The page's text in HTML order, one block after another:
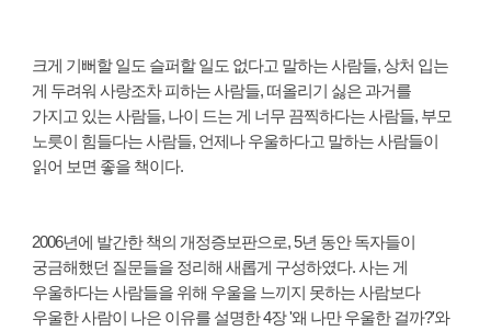
크게 기뻐할 일도 슬퍼할 일도 없다고 말하는 사람들, 상처 입는
게 두려워 사랑조차 피하는 사람들, 떠올리기 싫은 과거를
가지고 있는 사람들, 나이 드는 게 너무 끔찍하다는 사람들, 부모
노릇이 힘들다는 사람들, 언제나 우울하다고 말하는 사람들이
읽어 보면 좋을 책이다.
2006년에 발간한 책의 개정증보판으로, 5년 동안 독자들이
궁금해했던 질문들을 정리해 새롭게 구성하였다. 사는 게
우울하다는 사람들을 위해 우울을 느끼지 못하는 사람보다
우울한 사람이 나은 이유를 설명한 4장 '왜 나만 우울한 걸까?'와